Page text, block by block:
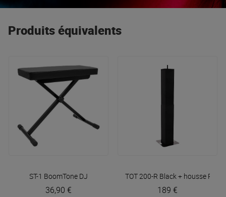
Produits équivalents
ST-1 BoomTone DJ
36,90 €
TOT 200-R Black + housse
189 €